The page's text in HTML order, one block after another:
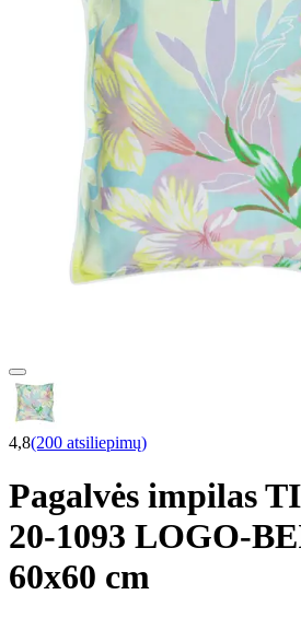
4,8(200 atsiliepimų)
Pagalvės impilas
20-1093 LOGO-
60x60 cm